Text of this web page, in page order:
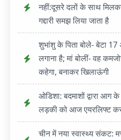
नहीं:दूसरे दलों के साथ
गद्दारी समझ लिया जाता है
शुभांशु के पिता बोले- बेटा
लगाना है; मां बोलीं- वह
कहेगा, बनाकर खिलाऊंगी
ओडिशा: बदमाशों द्वारा आग
लड़की को आज एयरलिफ्ट कर
चीन में नया स्वास्थ्य संकट: